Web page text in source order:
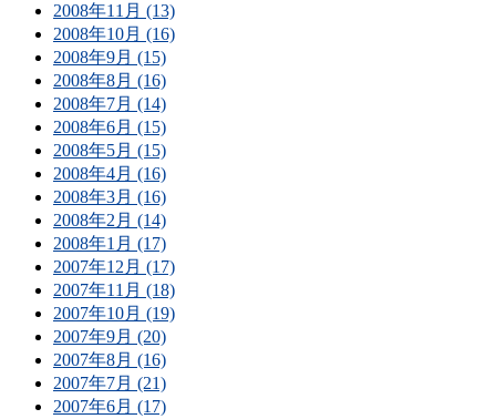
2008年11月 (13)
2008年10月 (16)
2008年9月 (15)
2008年8月 (16)
2008年7月 (14)
2008年6月 (15)
2008年5月 (15)
2008年4月 (16)
2008年3月 (16)
2008年2月 (14)
2008年1月 (17)
2007年12月 (17)
2007年11月 (18)
2007年10月 (19)
2007年9月 (20)
2007年8月 (16)
2007年7月 (21)
2007年6月 (17)